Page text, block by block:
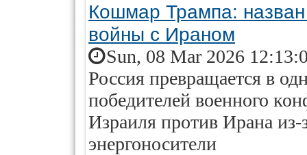
Кошмар Трампа:
войны с Ираном
Sun, 08 Mar 2026
Россия превращается в
победителей военного
Израиля против Ирана из-
энергоносители